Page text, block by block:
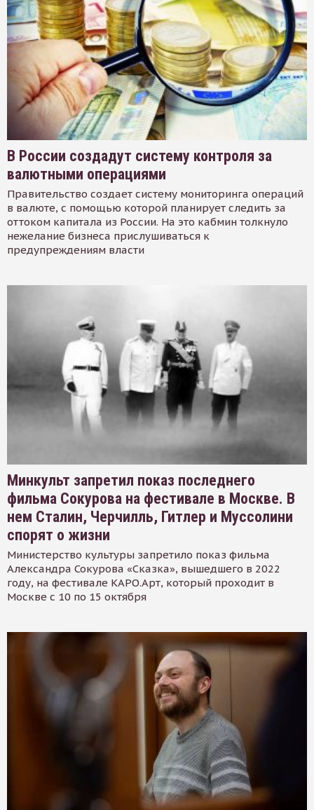
В России создадут систему контроля за
валютными операциями
Правительство создает систему мониторинга операций
в валюте, с помощью которой планирует следить за
оттоком капитала из России. На это кабмин толкнуло
нежелание бизнеса прислушиваться к
предупреждениям власти
Минкульт запретил показ последнего
фильма Сокурова на фестивале в Москве. В
нем Сталин, Черчилль, Гитлер и Муссолини
спорят о жизни
Министерство культуры запретило показ фильма
Александра Сокурова «Сказка», вышедшего в 2022
году, на фестивале КАРО.Арт, который проходит в
Москве с 10 по 15 октября